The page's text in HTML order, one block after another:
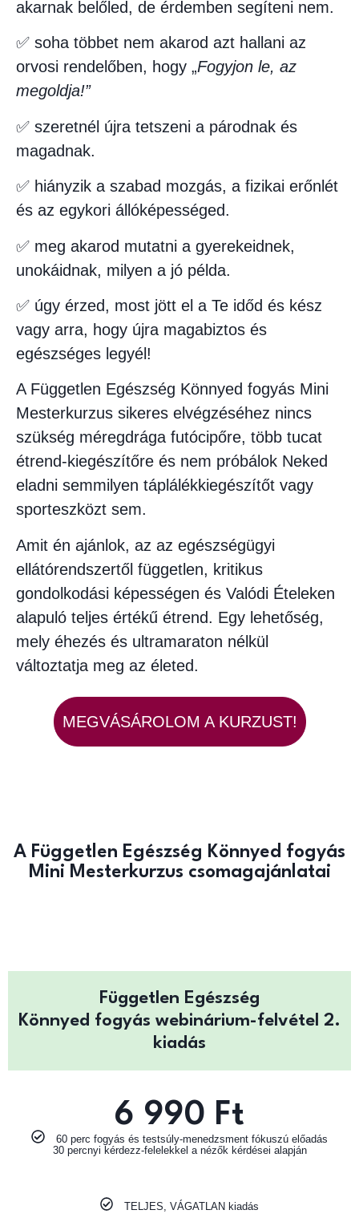
akarnak belőled, de érdemben segíteni nem.
✅ soha többet nem akarod azt hallani az
orvosi rendelőben, hogy „Fogyjon le, az
megoldja!”
✅ szeretnél újra tetszeni a párodnak és
magadnak.
✅ hiányzik a szabad mozgás, a fizikai erőnlét
és az egykori állóképességed.
✅ meg akarod mutatni a gyerekeidnek,
unokáidnak, milyen a jó példa.
✅ úgy érzed, most jött el a Te időd és kész
vagy arra, hogy újra magabiztos és
egészséges legyél!
A Független Egészség Könnyed fogyás Mini
Mesterkurzus sikeres elvégzéséhez nincs
szükség méregdrága futócipőre, több tucat
étrend-kiegészítőre és nem próbálok Neked
eladni semmilyen táplálékkiegészítőt vagy
sporteszközt sem.
Amit én ajánlok, az az egészségügyi
ellátórendszertől független, kritikus
gondolkodási képességen és Valódi Ételeken
alapuló teljes értékű étrend. Egy lehetőség,
mely éhezés és ultramaraton nélkül
változtatja meg az életed.
MEGVÁSÁROLOM A KURZUST!
A Független Egészség Könnyed fogyás
Mini Mesterkurzus csomagajánlatai
Független Egészség
Könnyed fogyás webinárium-felvétel 2.
kiadás
6 990 Ft
60 perc fogyás és testsúly-menedzsment fókuszú előadás
30 percnyi kérdezz-felelekkel a nézők kérdései alapján
TELJES, VÁGATLAN kiadás